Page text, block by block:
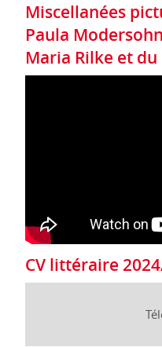
Miscellanées
Paula
Maria Rilke et
CV littéraire